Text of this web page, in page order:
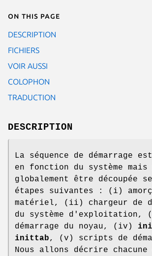
On this page
DESCRIPTION
FICHIERS
VOIR AUSSI
COLOPHON
TRADUCTION
DESCRIPTION
La séquence de démarrage
en fonction du système mais
globalement être découpée
étapes suivantes : (i)
matériel, (ii) chargeur de
du système
démarrage du noyau, (iv)
inittab, (v) scripts de
Nous allons décrire